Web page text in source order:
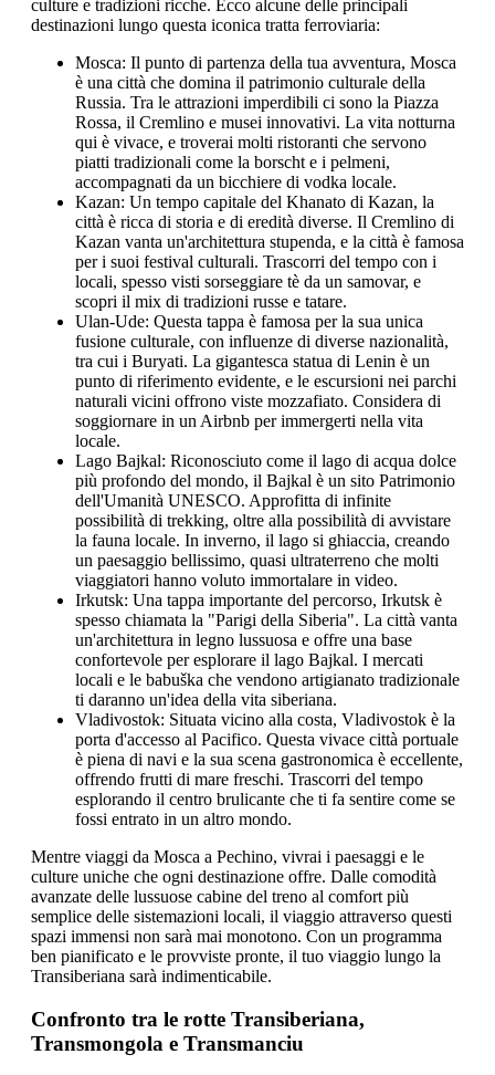
culture e tradizioni ricche. Ecco alcune delle principali
destinazioni lungo questa iconica tratta ferroviaria:
Mosca: Il punto di partenza della tua avventura, Mosca
è una città che domina il patrimonio culturale della
Russia. Tra le attrazioni imperdibili ci sono la Piazza
Rossa, il Cremlino e musei innovativi. La vita notturna
qui è vivace, e troverai molti ristoranti che servono
piatti tradizionali come la borscht e i pelmeni,
accompagnati da un bicchiere di vodka locale.
Kazan: Un tempo capitale del Khanato di Kazan, la
città è ricca di storia e di eredità diverse. Il Cremlino di
Kazan vanta un'architettura stupenda, e la città è famosa
per i suoi festival culturali. Trascorri del tempo con i
locali, spesso visti sorseggiare tè da un samovar, e
scopri il mix di tradizioni russe e tatare.
Ulan-Ude: Questa tappa è famosa per la sua unica
fusione culturale, con influenze di diverse nazionalità,
tra cui i Buryati. La gigantesca statua di Lenin è un
punto di riferimento evidente, e le escursioni nei parchi
naturali vicini offrono viste mozzafiato. Considera di
soggiornare in un Airbnb per immergerti nella vita
locale.
Lago Bajkal: Riconosciuto come il lago di acqua dolce
più profondo del mondo, il Bajkal è un sito Patrimonio
dell'Umanità UNESCO. Approfitta di infinite
possibilità di trekking, oltre alla possibilità di avvistare
la fauna locale. In inverno, il lago si ghiaccia, creando
un paesaggio bellissimo, quasi ultraterreno che molti
viaggiatori hanno voluto immortalare in video.
Irkutsk: Una tappa importante del percorso, Irkutsk è
spesso chiamata la "Parigi della Siberia". La città vanta
un'architettura in legno lussuosa e offre una base
confortevole per esplorare il lago Bajkal. I mercati
locali e le babuška che vendono artigianato tradizionale
ti daranno un'idea della vita siberiana.
Vladivostok: Situata vicino alla costa, Vladivostok è la
porta d'accesso al Pacifico. Questa vivace città portuale
è piena di navi e la sua scena gastronomica è eccellente,
offrendo frutti di mare freschi. Trascorri del tempo
esplorando il centro brulicante che ti fa sentire come se
fossi entrato in un altro mondo.
Mentre viaggi da Mosca a Pechino, vivrai i paesaggi e le
culture uniche che ogni destinazione offre. Dalle comodità
avanzate delle lussuose cabine del treno al comfort più
semplice delle sistemazioni locali, il viaggio attraverso questi
spazi immensi non sarà mai monotono. Con un programma
ben pianificato e le provviste pronte, il tuo viaggio lungo la
Transiberiana sarà indimenticabile.
Confronto tra le rotte Transiberiana,
Transmongola e Transmanciu